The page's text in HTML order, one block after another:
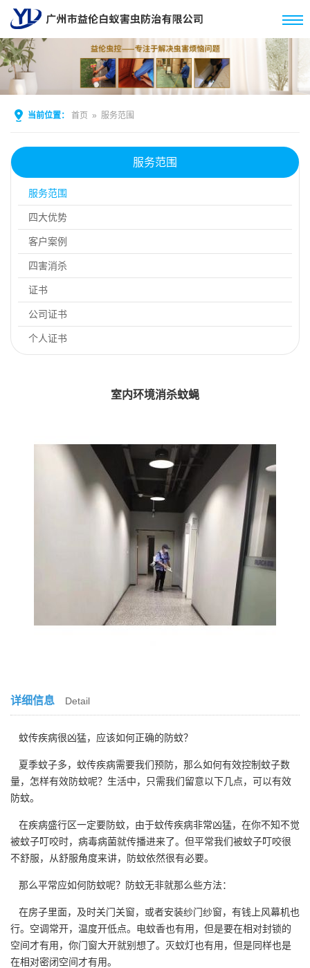
当前位置： 首页 » 服务范围
服务范围
服务范围
四大优势
客户案例
四害消杀
证书
公司证书
个人证书
室内环境消杀蚊蝇
详细信息 Detail
蚊传疾病很凶猛，应该如何正确的防蚊？
夏季蚊子多，蚊传疾病需要我们预防，那么如何有效控制蚊子数
量，怎样有效防蚊呢？生活中，只需我们留意以下几点，可以有效
防蚊。
在疾病盛行区一定要防蚊，由于蚊传疾病非常凶猛，在你不知不觉
被蚊子叮咬时，病毒病菌就传播进来了。但平常我们被蚊子叮咬很
不舒服，从舒服角度来讲，防蚊依然很有必要。
那么平常应如何防蚊呢？防蚊无非就那么些方法：
在房子里面，及时关门关窗，或者安装纱门纱窗，有钱上风幕机也
行。空调常开，温度开低点。电蚊香也有用，但是要在相对封锁的
空间才有用，你门窗大开就别想了。灭蚊灯也有用，但是同样也是
在相对密闭空间才有用。